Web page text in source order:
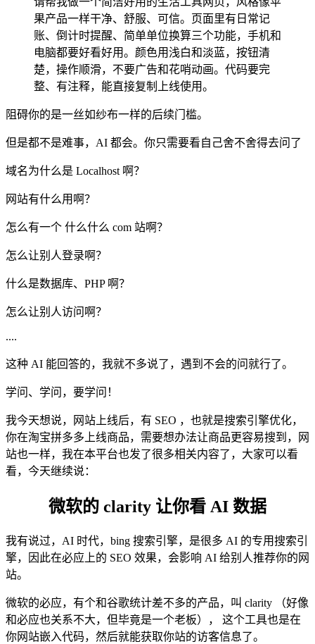
果产品一样干净、舒服、可信。页面里有日常记
账、倒计时提醒、简单单位换算三个功能，手机和
电脑都要好看好用。颜色用浅白和淡蓝，按钮清
楚，操作顺滑，不要广告和花哨动画。代码要完
整、有注释，能直接复制上线使用。
阻碍你的是一丝如纱布一样的后续门槛。
但是都不是难事，AI 都会。你只需要看自己舍不舍得去问了
域名为什么是 Localhost 啊？
网站有什么用啊？
怎么有一个 什么什么 com 站啊？
怎么让别人登录啊？
什么是数据库、PHP 啊？
怎么让别人访问啊？
....
这种 AI 能回答的，我就不多说了，遇到不会的问就行了。
学问、学问，要学问！
我今天想说，网站上线后，有 SEO ，也就是搜索引擎优化，
你在淘宝拼多多上线商品，需要想办法让商品更容易搜到，网
站也一样，我在本平台也发了很多相关内容了，大家可以看
看，今天继续说：
微软的 clarity 让你看 AI 数据
我有说过，AI 时代，bing 搜索引擎，是很多 AI 的专用搜索引
擎，因此在必应上的 SEO 效果，会影响 AI 给别人推荐你的网
站。
微软的必应，有个和谷歌统计差不多的产品，叫 clarity （好像
和必应也关系不大，但毕竟是一个老板）， 这个工具也是在
你网站嵌入代码，然后就能获取你站的访客信息了。